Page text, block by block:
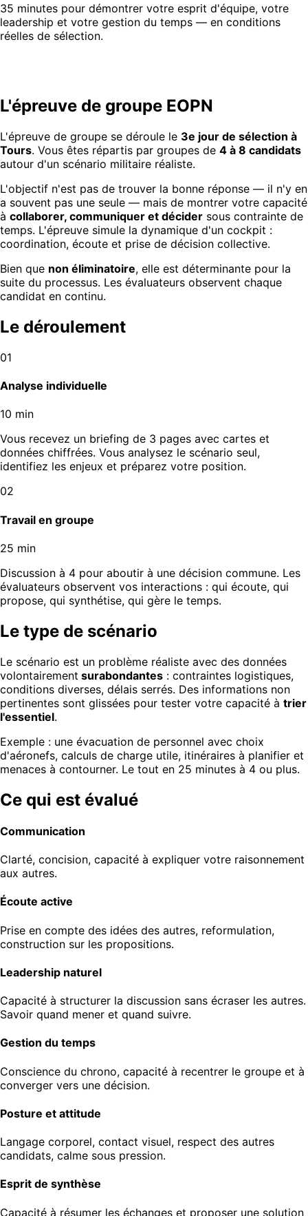
35 minutes pour démontrer votre esprit d'équipe, votre
leadership et votre gestion du temps — en conditions
réelles de sélection.
L'épreuve de groupe EOPN
L'épreuve de groupe se déroule le 3e jour de sélection à
Tours. Vous êtes répartis par groupes de 4 à 8 candidats
autour d'un scénario militaire réaliste.
L'objectif n'est pas de trouver la bonne réponse — il n'y en
a souvent pas une seule — mais de montrer votre capacité
à collaborer, communiquer et décider sous contrainte de
temps. L'épreuve simule la dynamique d'un cockpit :
coordination, écoute et prise de décision collective.
Bien que non éliminatoire, elle est déterminante pour la
suite du processus. Les évaluateurs observent chaque
candidat en continu.
Le déroulement
01
Analyse individuelle
10 min
Vous recevez un briefing de 3 pages avec cartes et
données chiffrées. Vous analysez le scénario seul,
identifiez les enjeux et préparez votre position.
02
Travail en groupe
25 min
Discussion à 4 pour aboutir à une décision commune. Les
évaluateurs observent vos interactions : qui écoute, qui
propose, qui synthétise, qui gère le temps.
Le type de scénario
Le scénario est un problème réaliste avec des données
volontairement surabondantes : contraintes logistiques,
conditions diverses, délais serrés. Des informations non
pertinentes sont glissées pour tester votre capacité à trier
l'essentiel.
Exemple : une évacuation de personnel avec choix
d'aéronefs, calculs de charge utile, itinéraires à planifier et
menaces à contourner. Le tout en 25 minutes à 4 ou plus.
Ce qui est évalué
Communication
Clarté, concision, capacité à expliquer votre raisonnement
aux autres.
Écoute active
Prise en compte des idées des autres, reformulation,
construction sur les propositions.
Leadership naturel
Capacité à structurer la discussion sans écraser les autres.
Savoir quand mener et quand suivre.
Gestion du temps
Conscience du chrono, capacité à recentrer le groupe et à
converger vers une décision.
Posture et attitude
Langage corporel, contact visuel, respect des autres
candidats, calme sous pression.
Esprit de synthèse
Capacité à résumer les échanges et proposer une solution